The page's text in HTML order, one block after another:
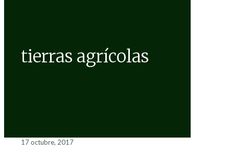
tierras agrícolas
17 octubre, 2017